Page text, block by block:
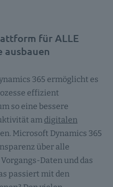
für ALLE
ausbauen
365 ermöglicht es
effizient
so eine bessere
am digitalen
Microsoft Dynamics 365
über alle
Daten und das
passiert mit den